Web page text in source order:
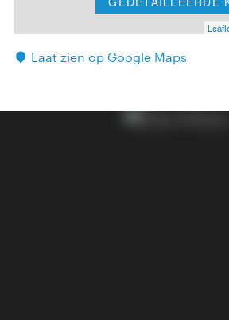
Laat zien op Google Maps